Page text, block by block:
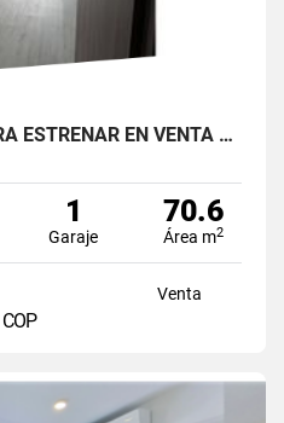
[BV] APARTAMENTO PARA ESTRENAR EN VENTA POR LA VÍA LAS PALMAS
1
Garaje
70.6
Área m2
Venta
COP